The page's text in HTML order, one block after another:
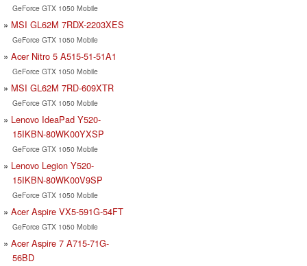
GeForce GTX 1050 Mobile
MSI GL62M 7RDX-2203XES
GeForce GTX 1050 Mobile
Acer Nitro 5 A515-51-51A1
GeForce GTX 1050 Mobile
MSI GL62M 7RD-609XTR
GeForce GTX 1050 Mobile
Lenovo IdeaPad Y520-
15IKBN-80WK00YXSP
GeForce GTX 1050 Mobile
Lenovo Legion Y520-
15IKBN-80WK00V9SP
GeForce GTX 1050 Mobile
Acer Aspire VX5-591G-54FT
GeForce GTX 1050 Mobile
Acer Aspire 7 A715-71G-
56BD